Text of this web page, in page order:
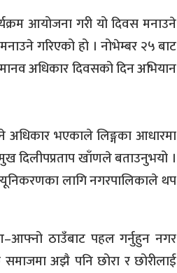
आयोजना गरी यो दिवस मनाउने
गरिएको हो । नोभेम्बर २५ बाट
अधिकार दिवसको दिन अभियान
अधिकार भएकाले लिङ्गका आधारमा
दिलीपप्रताप खाँणले बताउनुभयो ।
लागि नगरपालिकाले थप
ठाउँबाट पहल गर्नुहुन नगर
अझै पनि छोरा र छोरीलाई